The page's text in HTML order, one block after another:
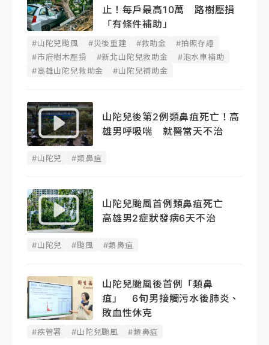
止！每戶最高10萬 路樹壓損
「有條件補助」
#山陀兒颱風 #災後重建 #救助金
#拍照存證
#市府樹木壓損
#新北山陀兒救助金
#泡水車補助
#高雄山陀兒救助金
#山陀兒補助金
山陀兒後第2例類鼻疽死亡！高
雄男呼吸喘 就醫當天不治
#山陀兒 #類鼻疽
山陀兒颱風首例類鼻疽死亡
高雄男2症狀發病6天不治
#山陀兒 #颱風 #類鼻疽
山陀兒颱風後首例「類鼻
疽」 6旬男接觸污水後肺炎、
敗血性休克
#疾管署 #山陀兒颱風 #類鼻疽